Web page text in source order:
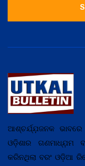
ଆଶ୍ଚର୍ଯ୍ଯ଼ଜନକ
ଓଡ଼ିଶାର ଗଣମାଧ୍ଯ଼ମ
କରିନଥିଲା ବରଂ ଓଡ଼ିଆ